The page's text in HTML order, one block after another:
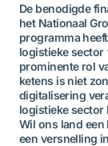
De benodigde
het Nationaal
programma
logistieke sector
prominente rol
ketens is niet
digitalisering
logistieke
Wil ons land
een versnelling